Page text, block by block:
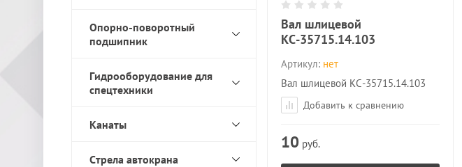
Опорно-поворотный
подшипник
Гидрооборудование для
спецтехники
Канаты
Стрела автокрана
Вал шлицевой
КС-35715.14.103
Артикул: нет
Вал шлицевой КС-35715.14.103
Добавить к сравнению
10 руб.